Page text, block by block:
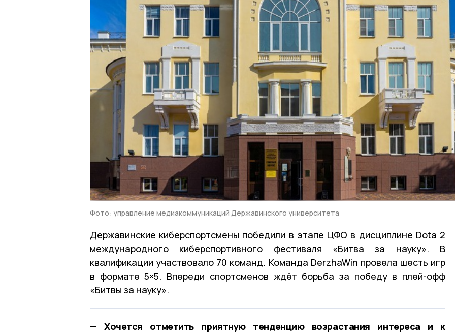
Фото: управление медиакоммуникаций Державинского университета
Державинские киберспортсмены победили в этапе ЦФО в дисциплине Dota 2
международного киберспортивного фестиваля «Битва за науку». В
квалификации участвовало 70 команд. Команда DerzhaWin провела шесть игр
в формате 5×5. Впереди спортсменов ждёт борьба за победу в плей-офф
«Битвы за науку».
— Хочется отметить приятную тенденцию возрастания интереса и к